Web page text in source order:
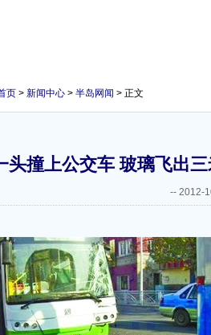
页 > 新闻中心 > 半岛网闻 > 正文
头撞上公交车 玻璃飞出
-- 2012-